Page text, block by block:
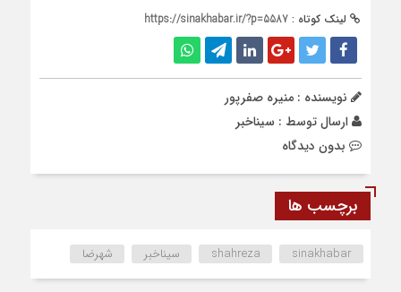
لینک کوتاه : https://sinakhabar.ir/?p=5587
نویسنده : منیره صفرپور
ارسال توسط : سیناخبر
بدون دیدگاه
برچسب ها
shahreza sinakhabar سیناخبر شهرضا